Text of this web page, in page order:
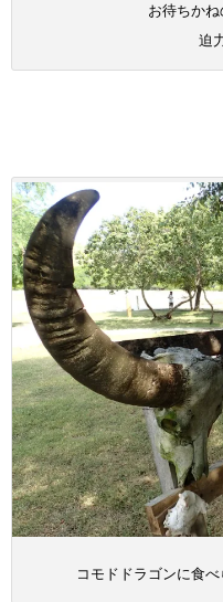
お待ちかね
迫
コモドドラゴンに食